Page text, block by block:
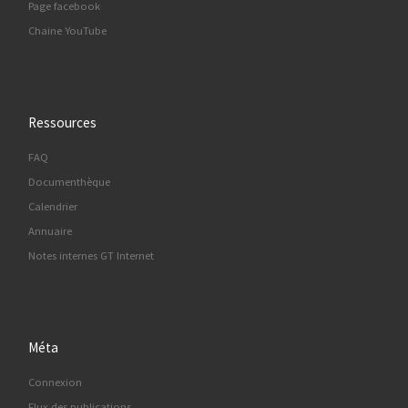
Page facebook
Chaine YouTube
Ressources
FAQ
Documenthèque
Calendrier
Annuaire
Notes internes GT Internet
Méta
Connexion